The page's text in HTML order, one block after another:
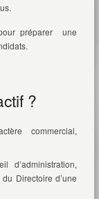
préparer une
?
commercial,
d’administration,
Directoire d’une